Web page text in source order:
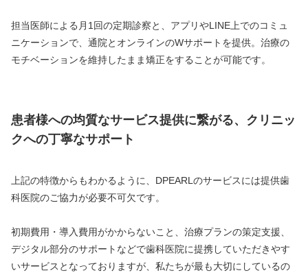
担当医師による月1回の定期診察と、アプリやLINE上でのコミュ
ニケーションで、通院とオンラインのWサポートを提供。治療の
モチベーションを維持したまま矯正をすることが可能です。
患者様への均質なサービス提供に繋がる、クリニッ
クへの丁寧なサポート
上記の特徴からもわかるように、DPEARLのサービスには提供歯
科医院のご協力が必要不可欠です。
初期費用・導入費用がかからないこと、治療プランの策定支援、
デジタル部分のサポートなどで歯科医院に提携していただきやす
いサービスとなっておりますが、私たちが最も大切にしているの